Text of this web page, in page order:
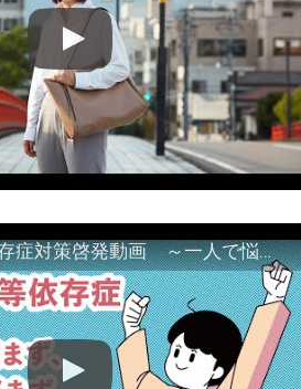
「ギャンブル等依存症対策啓発動画 ～一人で悩まず、家族で悩まず、まず！相談機関へ～」